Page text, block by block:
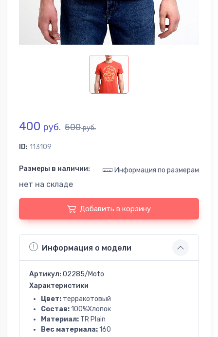
400 руб. 500руб.
ID: 113109
Размеры в наличии: Информация по размерам
нет на складе
Добавить в корзину
Информация о модели
Артикул: 02285/Moto
Характеристики
Цвет: терракотовый
Состав:100%Хлопок
Материал: TR Plain
Вес материала:160